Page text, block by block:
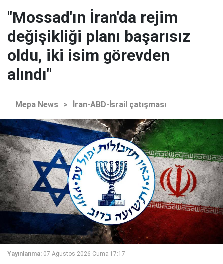
"Mossad'ın İran'da rejim
değişikliği planı başarısız
oldu, iki isim görevden
alındı"
Mepa News > İran-ABD-İsrail çatışması
Yayınlanma: 07 Ağustos 2026 Cuma 17:17